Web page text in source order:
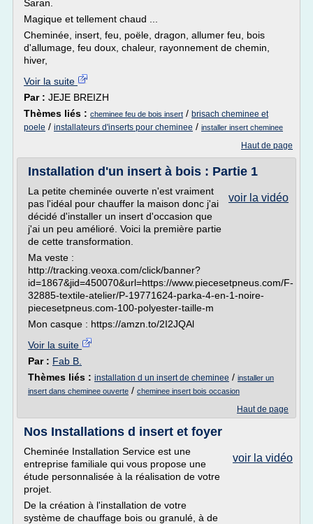
Saran.
Magique et tellement chaud ...
Cheminée, insert, feu, poële, dragon, allumer feu, bois
d'allumage, feu doux, chaleur, rayonnement de chemin,
hiver,
Voir la suite
Par : JEJE BREIZH
Thèmes liés : cheminee feu de bois insert / brisach cheminee et
poele / installateurs d'inserts pour cheminee / installer insert cheminee
Haut de page
Installation d'un insert à bois : Partie 1
voir la vidéo
La petite cheminée ouverte n'est vraiment
pas l'idéal pour chauffer la maison donc j'ai
décidé d'installer un insert d'occasion que
j'ai un peu amélioré. Voici la première partie
de cette transformation.
Ma veste :
http://tracking.veoxa.com/click/banner?
id=1867&jid=450070&url=https://www.piecesetpneus.com/F-
32885-textile-atelier/P-19771624-parka-4-en-1-noire-
piecesetpneus.com-100-polyester-taille-m
Mon casque : https://amzn.to/2I2JQAl
Voir la suite
Par : Fab B.
Thèmes liés : installation d un insert de cheminee / installer un
insert dans cheminee ouverte / cheminee insert bois occasion
Haut de page
Nos Installations d insert et foyer
voir la vidéo
Cheminée Installation Service est une
entreprise familiale qui vous propose une
étude personnalisée à la réalisation de votre
projet.
De la création à l'installation de votre
système de chauffage bois ou granulé, à de